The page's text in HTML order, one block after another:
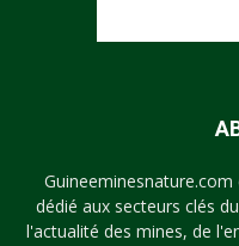
dédié aux secteurs clés
l'actualité des mines, de